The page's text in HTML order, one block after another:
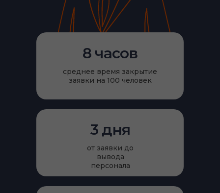
3 дня
от заявки до
вывода
персонала
8 часов
среднее время закрытие
заявки на 100 человек